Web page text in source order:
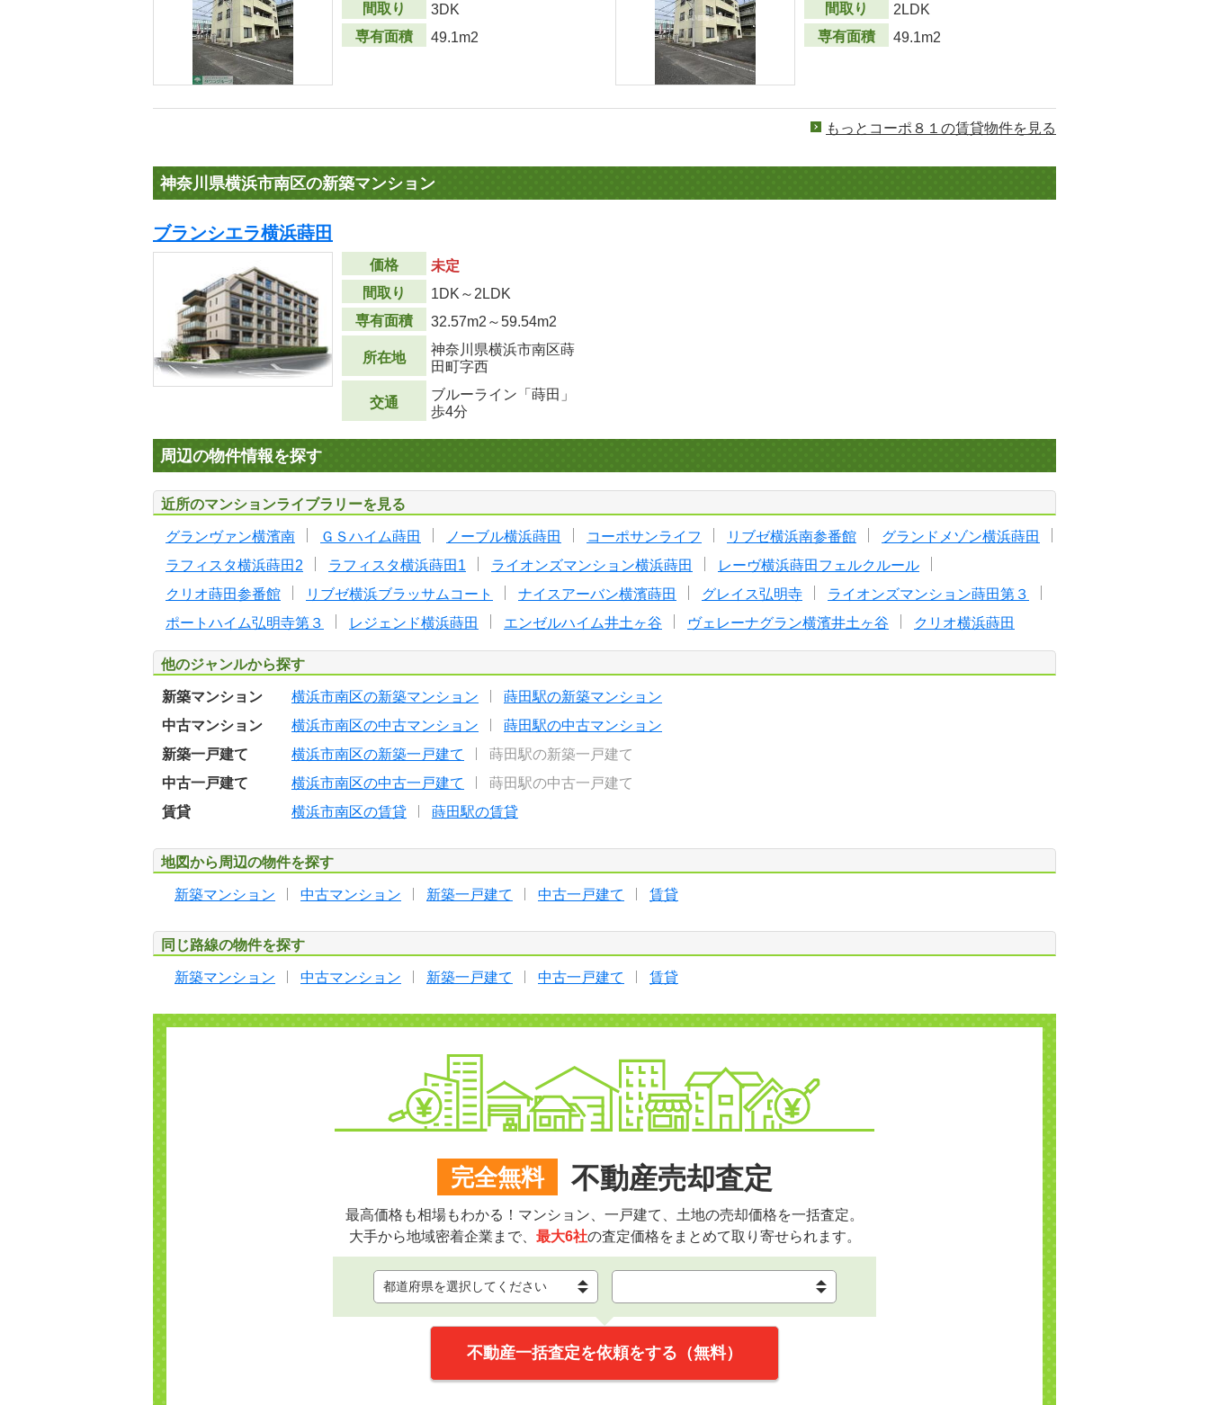
間取り
3DK
専有面積
49.1m2
間取り
2LDK
専有面積
49.1m2
もっとコーポ８１の賃貸物件を見る
神奈川県横浜市南区の新築マンション
ブランシエラ横浜蒔田
価格
未定
間取り
1DK～2LDK
専有面積
32.57m2 ～59.54m2
所在地
神奈川県横浜市南区蒔
田町字西
交通
ブルーライン「蒔田」
歩4分
周辺の物件情報を探す
近所のマンションライブラリーを見る
グランヴァン横濱南 ＧＳハイム蒔田 ノーブル横浜蒔田 コーポサンライフ リブゼ横浜南参番館
グランドメゾン横浜蒔田
ラフィスタ横浜蒔田2
ラフィスタ横浜蒔田1 ライオンズマンション横浜蒔田
レーヴ横浜蒔田フェルクルール
クリオ蒔田参番館
リブゼ横浜ブラッサムコート ナイスアーバン横濱蒔田 グレイス弘明寺
ライオンズマンション蒔田第３
ポートハイム弘明寺第３
レジェンド横浜蒔田 エンゼルハイム井土ヶ谷 ヴェレーナグラン横濱井土ヶ谷 クリオ横浜蒔田
他のジャンルから探す
新築マンション 横浜市南区の新築マンション
蒔田駅の新築マンション
中古マンション
横浜市南区の中古マンション
蒔田駅の中古マンション
新築一戸建て
横浜市南区の新築一戸建て
蒔田駅の新築一戸建て
中古一戸建て
横浜市南区の中古一戸建て
蒔田駅の中古一戸建て
賃貸
横浜市南区の賃貸 蒔田駅の賃貸
地図から周辺の物件を探す
新築マンション 中古マンション 新築一戸建て 中古一戸建て 賃貸
同じ路線の物件を探す
新築マンション 中古マンション 新築一戸建て 中古一戸建て 賃貸
完全無料 不動産売却査定
最高価格も相場もわかる！マンション、一戸建て、土地の売却価格を一括査定。
大手から地域密着企業まで、 最大6社の査定価格をまとめて取り寄せられます。
不動産一括査定を依頼をする（無料）